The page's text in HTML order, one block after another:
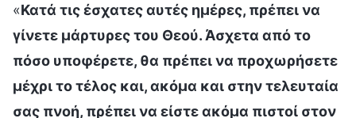
«Κατά τις έσχατες αυτές ημέρες, πρέπει να
γίνετε μάρτυρες του Θεού. Άσχετα από το
πόσο υποφέρετε, θα πρέπει να προχωρήσετε
μέχρι το τέλος και, ακόμα και στην τελευταία
σας πνοή, πρέπει να είστε ακόμα πιστοί στον